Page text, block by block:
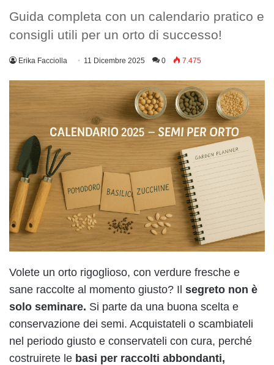
Guida completa con un calendario pratico e
consigli utili per un orto di successo!
Erika Facciolla 11 Dicembre 2025 0 7.475
Volete un orto rigoglioso, con verdure fresche e
sane raccolte al momento giusto? Il segreto non è
solo seminare. Si parte da una buona scelta e
conservazione dei semi. Acquistateli o scambiateli
nel periodo giusto e conservateli con cura, perché
costruirete le basi per raccolti abbondanti,